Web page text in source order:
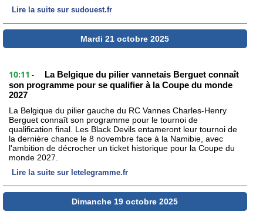
Lire la suite sur sudouest.fr
Mardi 21 octobre 2025
10:11 -
La Belgique du pilier vannetais Berguet connaît
son programme pour se qualifier à la Coupe du monde
2027
La Belgique du pilier gauche du RC Vannes Charles-Henry
Berguet connaît son programme pour le tournoi de
qualification final. Les Black Devils entameront leur tournoi de
la dernière chance le 8 novembre face à la Namibie, avec
l'ambition de décrocher un ticket historique pour la Coupe du
monde 2027.
Lire la suite sur letelegramme.fr
Dimanche 19 octobre 2025